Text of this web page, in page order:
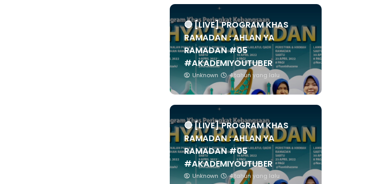
🔴 [LIVE] PROGRAM KHAS
RAMADAN : AHLAN YA
RAMADAN #05
#AKADEMIYOUTUBER
Unknown 4 tahun yang lalu
🔴 [LIVE] PROGRAM KHAS
RAMADAN : AHLAN YA
RAMADAN #05
#AKADEMIYOUTUBER
Unknown 4 tahun yang lalu